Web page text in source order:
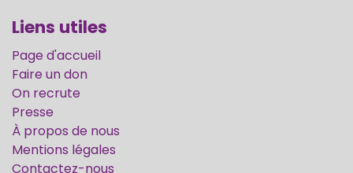
Liens utiles
Page d'accueil
Faire un don
On recrute
Presse
À propos de nous
Mentions légales
Contactez-nous